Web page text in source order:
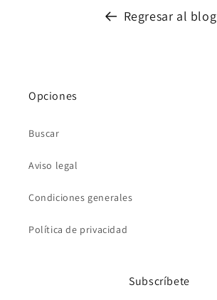
Regresar al blog
Opciones
Buscar
Aviso legal
Condiciones generales
Política de privacidad
Subscríbete